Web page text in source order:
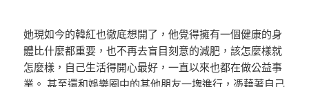
她現如今的韓紅也徹底想開了，他覺得擁有一個健康的身
體比什麼都重要，也不再去盲目刻意的減肥，該怎麼樣就
怎麼樣，自己生活得開心最好，一直以來也都在做公益事
業。 甚至還和娛樂圈中的其他朋友一塊進行，憑藉著自己